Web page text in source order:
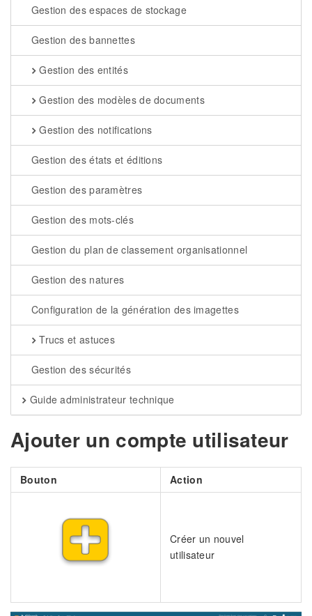
Gestion des espaces de stockage
Gestion des bannettes
Gestion des entités
Gestion des modèles de documents
Gestion des notifications
Gestion des états et éditions
Gestion des paramètres
Gestion des mots-clés
Gestion du plan de classement organisationnel
Gestion des natures
Configuration de la génération des imagettes
Trucs et astuces
Gestion des sécurités
Guide administrateur technique
Ajouter un compte utilisateur
Bouton Action
Créer un nouvel
utilisateur